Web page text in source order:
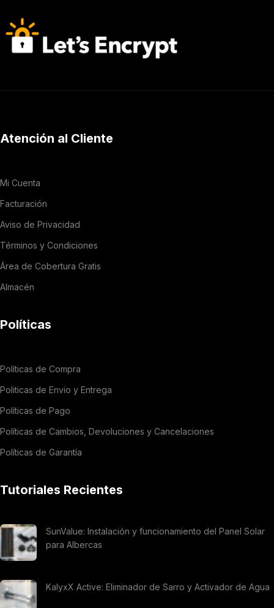
Atención al Cliente
Mi Cuenta
Facturación
Aviso de Privacidad
Términos y Condiciones
Área de Cobertura Gratis
Almacén
Políticas
Políticas de Compra
Politicas de Envio y Entrega
Políticas de Pago
Políticas de Cambios, Devoluciones y Cancelaciones
Políticas de Garantía
Tutoriales Recientes
SunValue: Instalación y funcionamiento del Panel Solar
para Albercas
KalyxX Active: Eliminador de Sarro y Activador de Agua